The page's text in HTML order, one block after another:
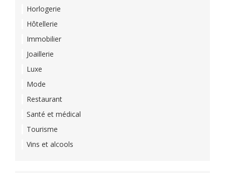
Horlogerie
Hôtellerie
Immobilier
Joaillerie
Luxe
Mode
Restaurant
Santé et médical
Tourisme
Vins et alcools